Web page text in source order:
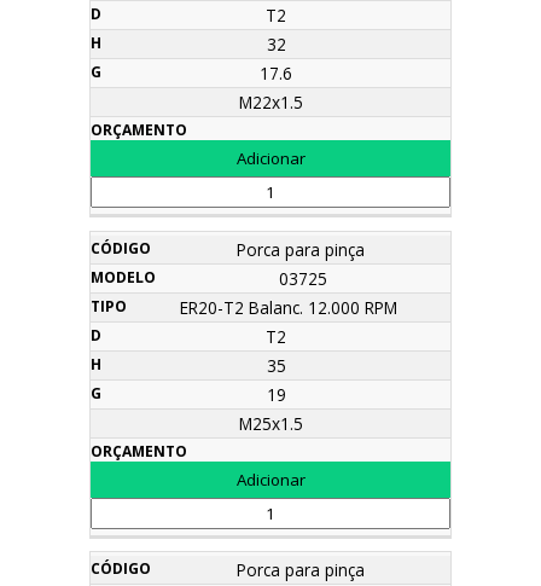
T2
32
17.6
M22x1.5
Porca para pinça
03725
ER20-T2 Balanc. 12.000 RPM
T2
35
19
M25x1.5
Porca para pinça